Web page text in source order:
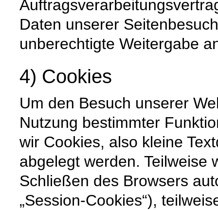
Daten unserer
unberechtigte Weitergabe
4) Cookies
Um den Besuch unserer
Nutzung bestimmter
wir Cookies, also kleine
abgelegt werden. Teilweise
Schließen des Browsers
„Session-Cookies“),